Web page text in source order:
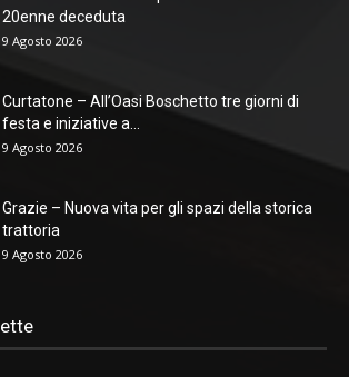
20enne deceduta
9 Agosto 2026
Curtatone – All’Oasi Boschetto tre giorni di
festa e iniziative a...
9 Agosto 2026
Grazie – Nuova vita per gli spazi della storica
trattoria
9 Agosto 2026